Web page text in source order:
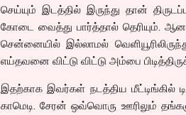
செய்யும் இடத்தில் இருந்து தான்
கோடை வைத்து பார்த்தால் தெரியும்.
சென்னையில் இல்லாமல்
எய்தவனை விட்டு விட்டு அம்பை
இதற்காக இவர்கள் நடத்திய மீட்டிங்கில்
காமெடி. சேரன் ஒவ்வொரு ஊரிலும்